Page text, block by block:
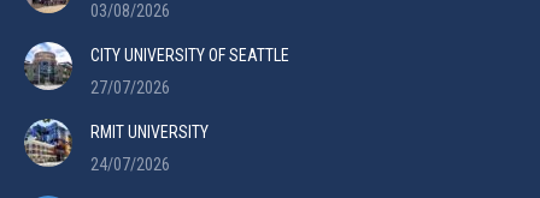
03/08/2026
CITY UNIVERSITY OF SEATTLE
27/07/2026
RMIT UNIVERSITY
24/07/2026